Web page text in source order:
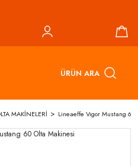
ÜRÜN ARA
MAKİNELERİ Lineaeffe Vıgor Mustang